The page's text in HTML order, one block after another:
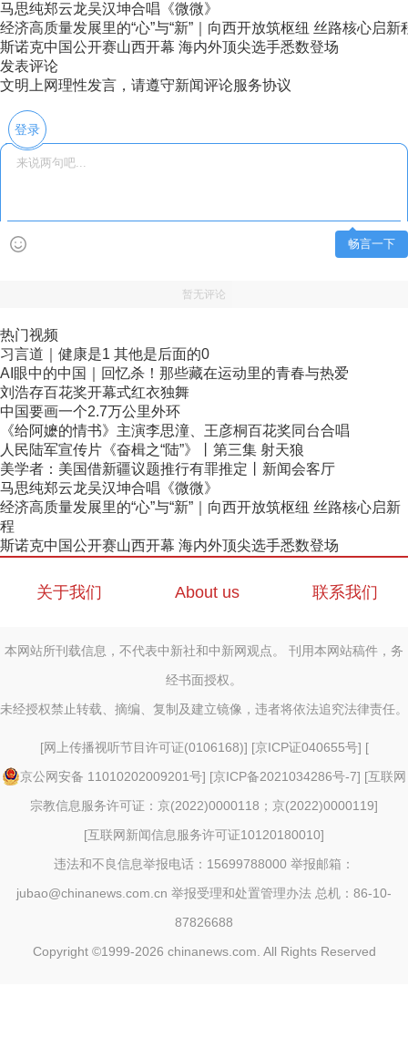
马思纯郑云龙吴汉坤合唱《微微》
经济高质量发展里的“心”与“新”｜向西开放筑枢纽 丝路核心启新
斯诺克中国公开赛山西开幕 海内外顶尖选手悉数登场
发表评论
文明上网理性发言，请遵守新闻评论服务协议
登录
畅言一下
暂无评论
热门视频
习言道｜健康是1 其他是后面的0
AI眼中的中国｜回忆杀！那些藏在运动里的青春与热爱
刘浩存百花奖开幕式红衣独舞
中国要画一个2.7万公里外环
《给阿嬷的情书》主演李思潼、王彦桐百花奖同台合唱
人民陆军宣传片《奋楫之“陆”》丨第三集 射天狼
美学者：美国借新疆议题推行有罪推定丨新闻会客厅
马思纯郑云龙吴汉坤合唱《微微》
经济高质量发展里的“心”与“新”｜向西开放筑枢纽 丝路核心启新
程
斯诺克中国公开赛山西开幕 海内外顶尖选手悉数登场
关于我们 About us 联系我们
本网站所刊载信息，不代表中新社和中新网观点。 刊用本网站稿件，务
经书面授权。
未经授权禁止转载、摘编、复制及建立镜像，违者将依法追究法律责任。
[网上传播视听节目许可证(0106168)] [京ICP证040655号] [
京公网安备 11010202009201号] [京ICP备2021034286号-7] [互联网
宗教信息服务许可证：京(2022)0000118；京(2022)0000119]
[互联网新闻信息服务许可证10120180010]
违法和不良信息举报电话：15699788000 举报邮箱：
jubao@chinanews.com.cn 举报受理和处置管理办法 总机：86-10-
87826688
Copyright ©1999-2026 chinanews.com. All Rights Reserved